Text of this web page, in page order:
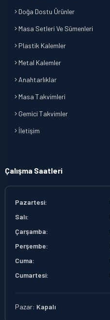
Doğa Dostu Ürünler
Masa Setleri Ve Sümenleri
Plastik Kalemler
Metal Kalemler
Anahtarlıklar
Masa Takvimleri
Gemici Takvimler
İletişim
Çalışma Saatleri
Pazartesi:
Salı:
Çarşamba:
Perşembe:
Cuma:
Cumartesi:
Pazar: Kapalı